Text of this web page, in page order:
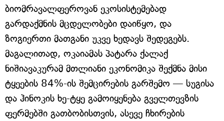
ბიომრავალფეროვან ეკოსისტემებად
გარდაქმნის მცდელობები დაიწყო, და
ზოგიერთი მათგანი უკვე ხედავს შედეგებს.
მაგალითად, ოკაიამას პატარა ქალაქ
ნიშიავაკურამ მთლიანი ეკონომიკა შექმნა მისი
ტყეების 84%-ის შემცირების გარშემო — სუგისა
და ჰინოკის ხე-ტყე გამოიყენება გველთევზის
ფერმებში გათბობისთვის, ასევე ჩხირების